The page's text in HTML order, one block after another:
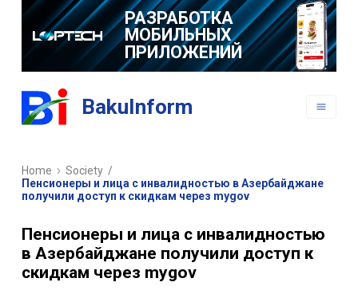
РАЗРАБОТКА
МОБИЛЬНЫХ
ПРИЛОЖЕНИЙ
BakuInform
Home Society /
Пенсионеры и лица с инвалидностью в Азербайджане
получили доступ к скидкам через mygov
Пенсионеры и лица с инвалидностью
в Азербайджане получили доступ к
скидкам через mygov